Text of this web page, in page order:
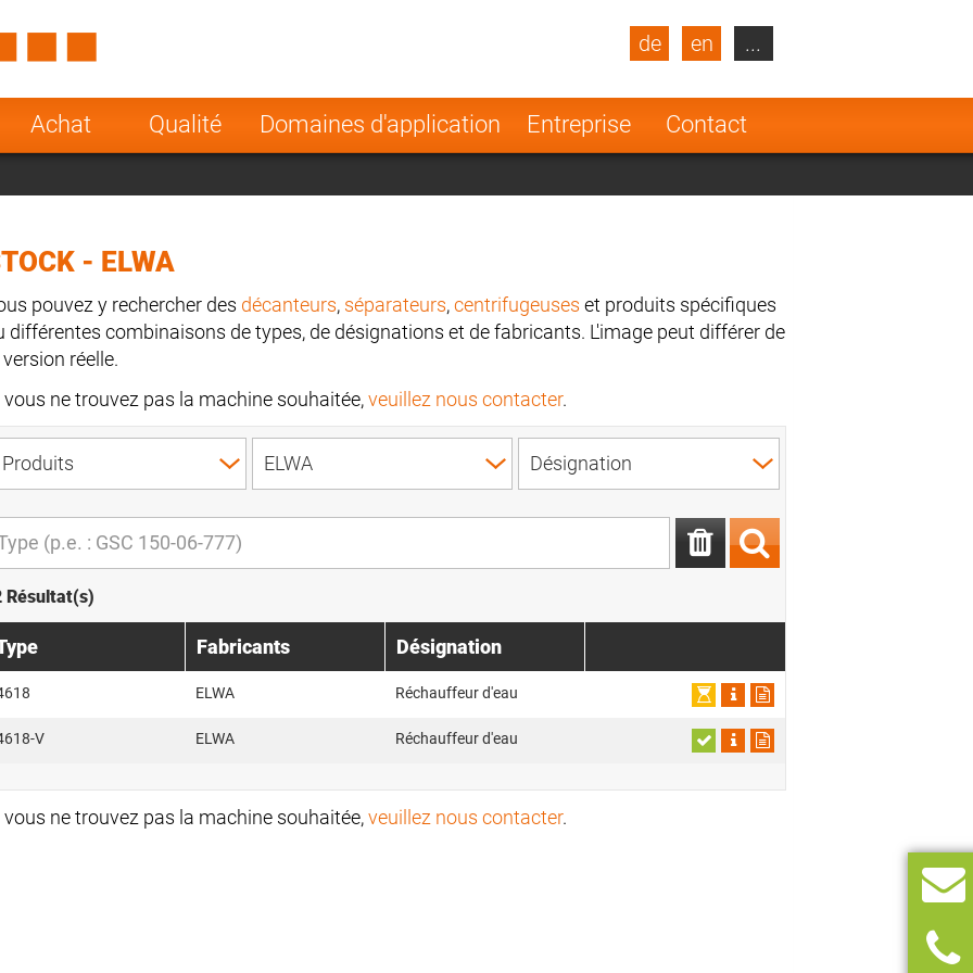
Achat Qualité Domaines d'application Entreprise Contact
de en
Turkey
Poland Norway
Netherlands
Greece
...
- ELWA
pouvez y rechercher des décanteurs, séparateurs,centrifugeuses et produits spécifiques
différentes combinaisons de types, de désignations et de fabricants. L'image peut différer de
réelle.
vous ne trouvez pas la machine souhaitée,veuillez nous contacter.
Résultat(s)
Fabricants Désignation
ELWA Réchauffeur d'eau
V ELWA Réchauffeur d'eau
vous ne trouvez pas la machine souhaitée,veuillez nous contacter.